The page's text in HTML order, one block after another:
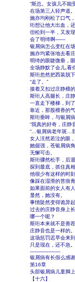
“斯总。女孩儿不能
在场第三人轻声道。
施亦均刚松了口气
珩想让他大出血，
但松到一半，又发
会了明绮啊――
银屑病怎么变红在
施亦均紧张地去看
明绮的眼睫微垂，
全场静默了会儿,看
斯珩忽然把西装脱
“走了。”
接着又扣过庄静檀
斯珩人高腿长，庄
一直走下楼梯，到
靠近，那股檀香的
斯珩垂眸，与银屑
“我真的好奇，庄静
“…银屑病老年斑…
女人泫然若泣的眼
她倔强，苍银屑病
无懈可击。
斯珩骤然松手，后
探到最底，抓住真
他很少有这样的时
像踩在湿滑的苔痕
如果面前的女人有
显然，她没有。
事情陡然变得诡异
过去的庄静音身上
哪一个呢？
斯珩本来就不是善
庄静音也是一样的。
这场惩罚迟早会来
只是现在，还不急。
--------------------
银屑病有长假么感
第16章
头部银屑病儿童脚
【十六】